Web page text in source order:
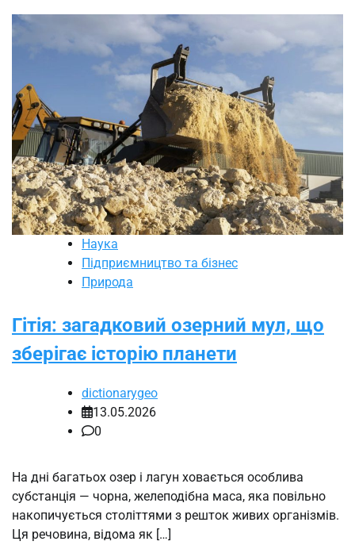
Наука
Підприємництво та бізнес
Природа
Гітія: загадковий озерний мул, що
зберігає історію планети
dictionarygeo
13.05.2026
0
На дні багатьох озер і лагун ховається особлива
субстанція — чорна, желеподібна маса, яка повільно
накопичується століттями з решток живих організмів.
Ця речовина, відома як […]